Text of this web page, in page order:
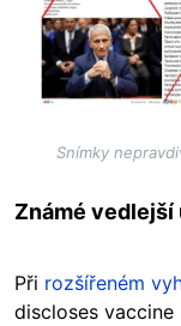
Snímky
Známé vedlejší
Při rozšířeném
discloses vaccine